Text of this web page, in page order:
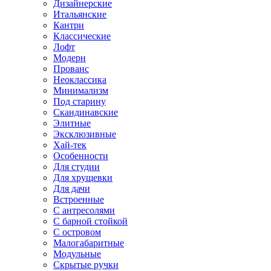
Дизайнерские
Итальянские
Кантри
Классические
Лофт
Модерн
Прованс
Неоклассика
Минимализм
Под старину
Скандинавские
Элитные
Эксклюзивные
Хай-тек
Особенности
Для студии
Для хрущевки
Для дачи
Встроенные
С антресолями
С барной стойкой
С островом
Малогабаритные
Модульные
Скрытые ручки